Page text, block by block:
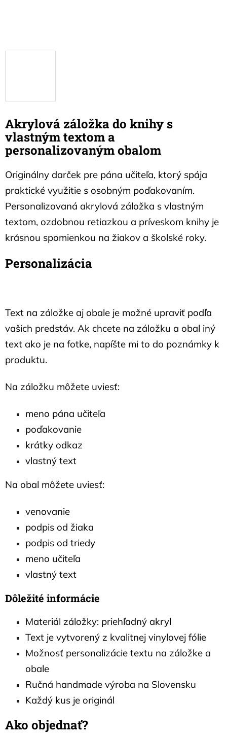
Akrylová záložka do knihy s
vlastným textom a
personalizovaným obalom
Originálny darček pre pána učiteľa, ktorý spája
praktické využitie s osobným poďakovaním.
Personalizovaná akrylová záložka s vlastným
textom, ozdobnou retiazkou a príveskom knihy je
krásnou spomienkou na žiakov a školské roky.
Personalizácia
Text na záložke aj obale je možné upraviť podľa
vašich predstáv. Ak chcete na záložku a obal iný
text ako je na fotke, napíšte mi to do poznámky k
produktu.
Na záložku môžete uviesť:
meno pána učiteľa
poďakovanie
krátky odkaz
vlastný text
Na obal môžete uviesť:
venovanie
podpis od žiaka
podpis od triedy
meno učiteľa
vlastný text
Dôležité informácie
Materiál záložky: priehľadný akryl
Text je vytvorený z kvalitnej vinylovej fólie
Možnosť personalizácie textu na záložke a
obale
Ručná handmade výroba na Slovensku
Každý kus je originál
Ako objednať?